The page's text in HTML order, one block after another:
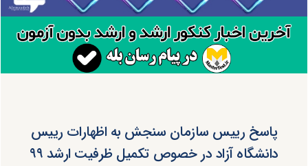
پاسخ رییس سازمان سنجش به اظهارات رییس
دانشگاه آزاد در خصوص تکمیل ظرفیت ارشد ۹۹